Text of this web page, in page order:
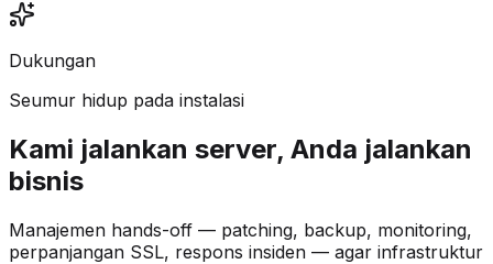
Dukungan
Seumur hidup pada instalasi
Kami jalankan server, Anda jalankan
bisnis
Manajemen hands-off — patching, backup, monitoring,
perpanjangan SSL, respons insiden — agar infrastruktur